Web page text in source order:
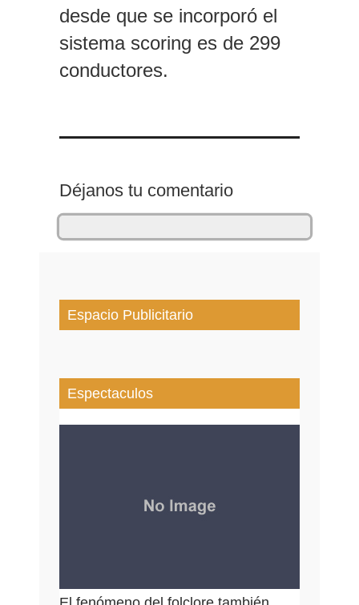
desde que se incorporó el
sistema scoring es de 299
conductores.
Déjanos tu comentario
Espacio Publicitario
Espectaculos